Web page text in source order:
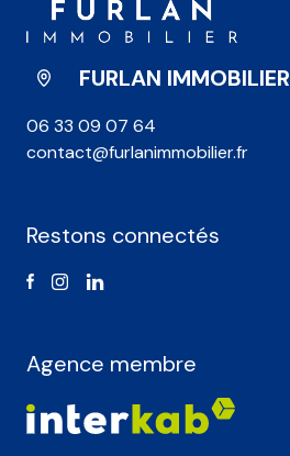
FURLAN IMMOBILIER
06 33 09 07 64
contact@furlanimmobilier.fr
Restons connectés
Agence membre